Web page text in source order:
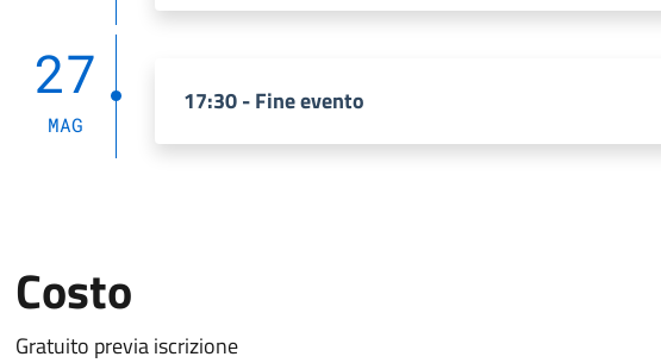
27
MAG
17:30 - Fine evento
Costo
Gratuito previa iscrizione